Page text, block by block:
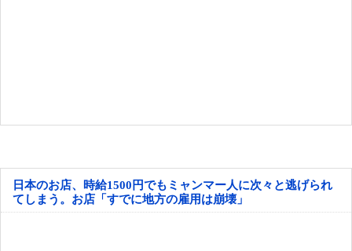
日本のお店、時給1500円でもミャンマー人に次々と逃げられ
てしまう。お店「すでに地方の雇用は崩壊」